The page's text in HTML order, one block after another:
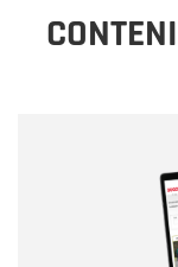
Correo